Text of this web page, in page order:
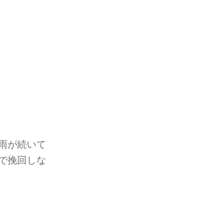
が続いて
挽回しな